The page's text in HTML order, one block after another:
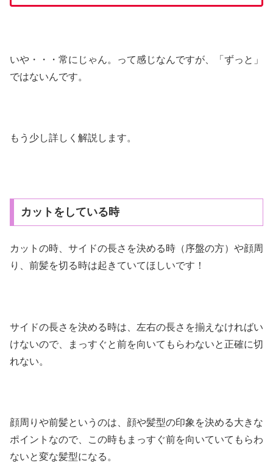
いや・・・常にじゃん。って感じなんですが、「ずっと」
ではないんです。
もう少し詳しく解説します。
カットをしている時
カットの時、サイドの長さを決める時（序盤の方）や顔周
り、前髪を切る時は起きていてほしいです！
サイドの長さを決める時は、左右の長さを揃えなければい
けないので、まっすぐと前を向いてもらわないと正確に切
れない。
顔周りや前髪というのは、顔や髪型の印象を決める大きな
ポイントなので、この時もまっすぐ前を向いていてもらわ
ないと変な髪型になる。